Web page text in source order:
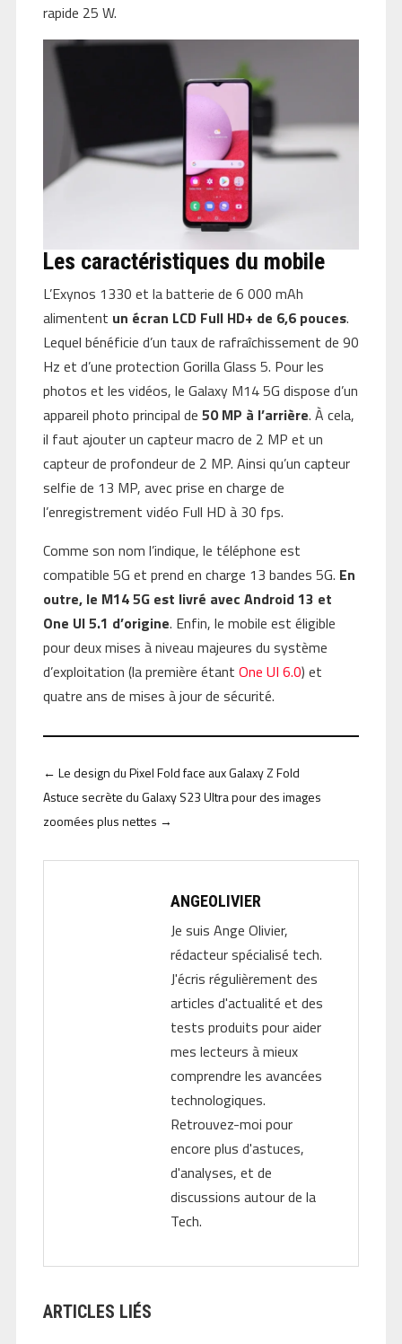
rapide 25 W.
Les caractéristiques du mobile
L’Exynos 1330 et la batterie de 6 000 mAh
alimentent un écran LCD Full HD+ de 6,6 pouces.
Lequel bénéficie d’un taux de rafraîchissement de 90
Hz et d’une protection Gorilla Glass 5. Pour les
photos et les vidéos, le Galaxy M14 5G dispose d’un
appareil photo principal de 50 MP à l’arrière. À cela,
il faut ajouter un capteur macro de 2 MP et un
capteur de profondeur de 2 MP. Ainsi qu’un capteur
selfie de 13 MP, avec prise en charge de
l’enregistrement vidéo Full HD à 30 fps.
Comme son nom l’indique, le téléphone est
compatible 5G et prend en charge 13 bandes 5G. En
outre, le M14 5G est livré avec Android 13 et
One UI 5.1 d’origine. Enfin, le mobile est éligible
pour deux mises à niveau majeures du système
d’exploitation (la première étant One UI 6.0) et
quatre ans de mises à jour de sécurité.
← Le design du Pixel Fold face aux Galaxy Z Fold
Astuce secrète du Galaxy S23 Ultra pour des images
zoomées plus nettes →
ANGEOLIVIER
Je suis Ange Olivier,
rédacteur spécialisé tech.
J'écris régulièrement des
articles d'actualité et des
tests produits pour aider
mes lecteurs à mieux
comprendre les avancées
technologiques.
Retrouvez-moi pour
encore plus d'astuces,
d'analyses, et de
discussions autour de la
Tech.
ARTICLES LIÉS